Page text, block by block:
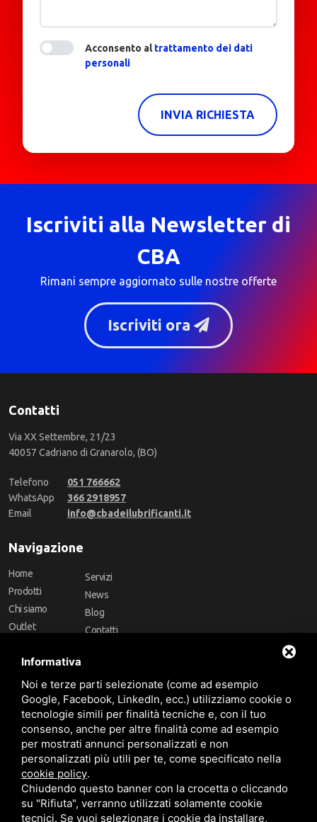
Acconsento altrattamento dei dati
personali
INVIA RICHIESTA
Iscriviti alla Newsletter di
CBA
Rimani sempre aggiornato sulle nostre offerte
Iscriviti ora
Contatti
Via XX Settembre, 21/23
40057 Cadriano di Granarolo, (BO)
Telefono
051 766662
WhatsApp
366 2918957
Email
info@cbadeilubrificanti.it
Navigazione
Home
Prodotti
Chi siamo
Outlet
Marchi
Servizi
News
Blog
Contatti
Follow Us
Area riservata
Informativa
Noi e terze parti selezionate (come ad esempio
Google, Facebook, LinkedIn, ecc.) utilizziamo cookie o
tecnologie simili per finalità tecniche e, con il tuo
consenso, anche per altre finalità come ad esempio
per mostrati annunci personalizzati e non
personalizzati più utili per te, come specificato nella
cookie policy.
Chiudendo questo banner con la crocetta o cliccando
su "Rifiuta", verranno utilizzati solamente cookie
tecnici. Se vuoi selezionare i cookie da installare,